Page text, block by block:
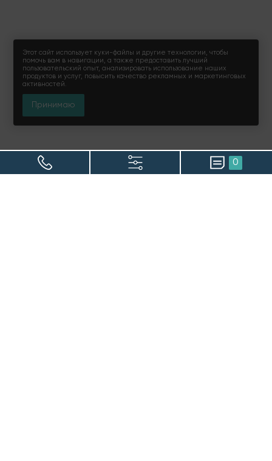
Этот сайт использует куки-файлы и другие технологии, чтобы
помочь вам в навигации, а также предоставить лучший
пользовательский опыт, анализировать использование наших
продуктов и услуг, повысить качество рекламных и маркетинговых
активностей.
Принимаю
0